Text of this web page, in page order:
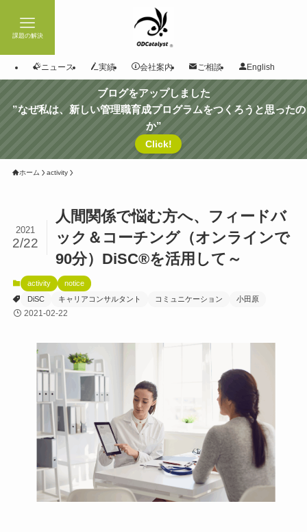
課題の解決
ニュース 実績 会社案内 ご相談 English
ブログをアップしました
”なぜ私は、新しい管理職育成プログラムをつくろうと思ったの
か”
Click!
ホーム activity
人間関係で悩む方へ、フィードバ
ック＆コーチング（オンラインで
90分）DiSC®を活用して～
2021
2/22
activity
notice
DiSC
キャリアコンサルタント コミュニケーション 小田原
2021-02-22